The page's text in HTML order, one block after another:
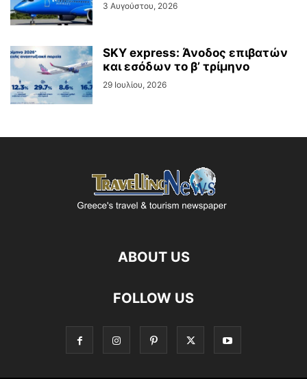
3 Αυγούστου, 2026
SKY express: Άνοδος επιβατών
και εσόδων το β’ τρίμηνο
29 Ιουλίου, 2026
ABOUT US
FOLLOW US